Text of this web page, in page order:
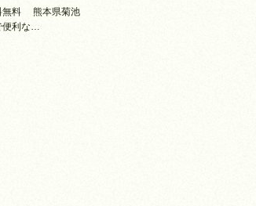
無料 熊本県菊池
便利な…